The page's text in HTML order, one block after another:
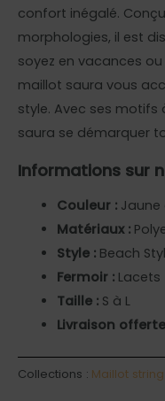
confort inégalé.
morphologies, il est
soyez en vacances
maillot saura vous
style. Avec ses motifs
saura se démarquer
Informations sur
Couleur :Jaune
Matériaux :
Style :Beach
Fermoir :Lacets
Taille :S à L
Livraison offerte
Collections : Maillot